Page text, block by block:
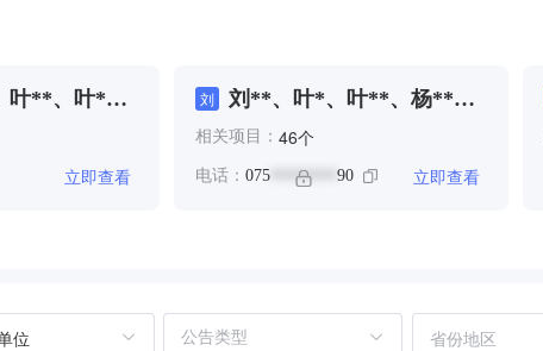
叶**、叶*、
立即查看
刘
刘**、叶*、叶**、杨**、
相关项目： 46个
电话： 075 ******** 90 立即查看
位 省份地区